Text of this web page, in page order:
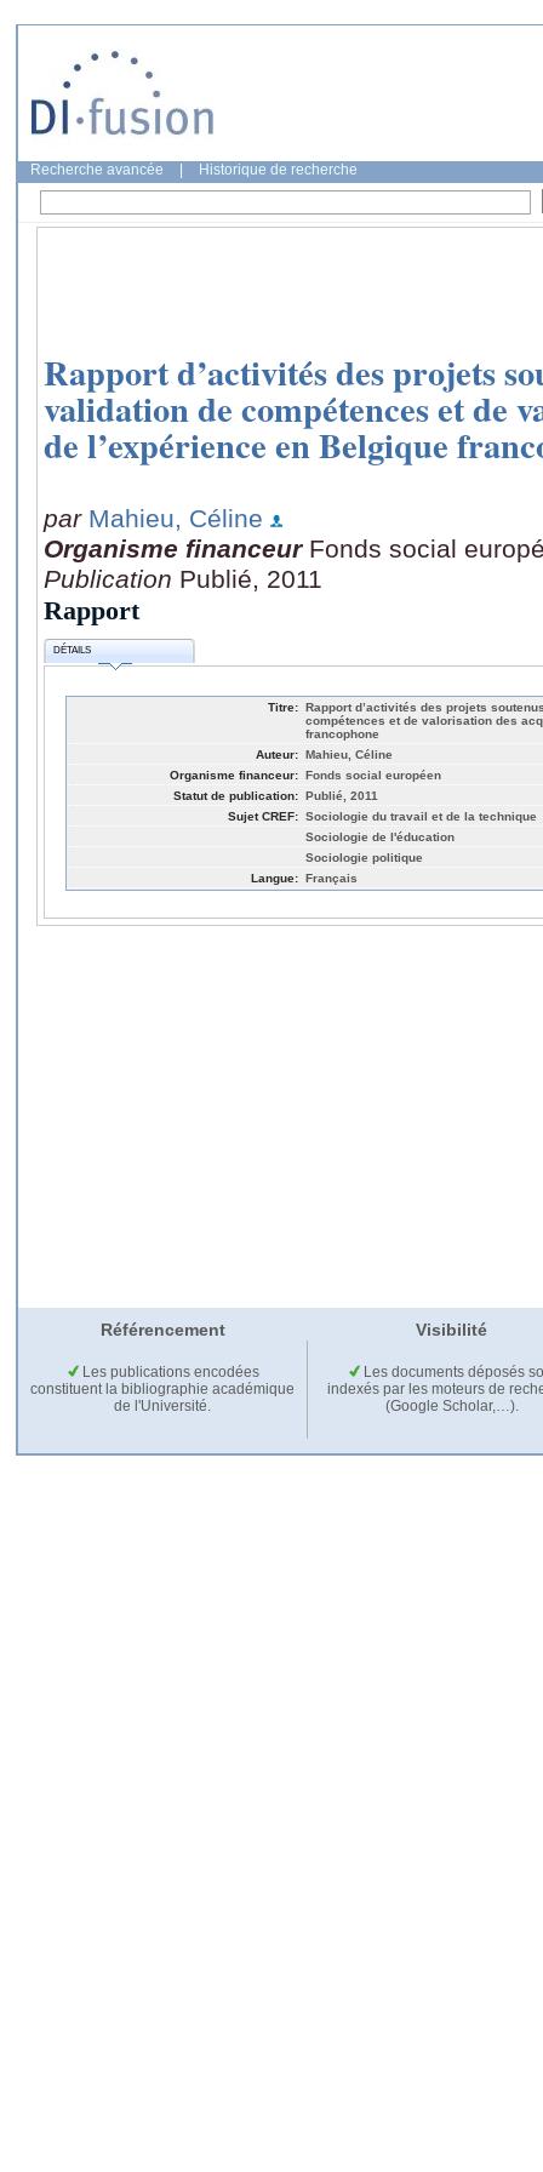
Recherche avancée Historique de recherche
Rapport d’activités des projets
validation de compétences et de
de l’expérience en Belgique
par Mahieu, Céline
Organisme financeur Fonds social
Publication Publié, 2011
Rapport
DÉTAILS
Titre: Rapport d’activités des projets
compétences et de valorisation des
francophone
Auteur: Mahieu, Céline
Organisme financeur: Fonds social européen
Statut de publication: Publié, 2011
Sujet CREF: Sociologie du travail et de la technique
Sociologie de l'éducation
Sociologie politique
Langue: Français
Référencement Visibilité
Les publications encodées
constituent la bibliographie académique
de l'Université.
Les documents déposés
indexés par les moteurs de
(Google Scholar,…).